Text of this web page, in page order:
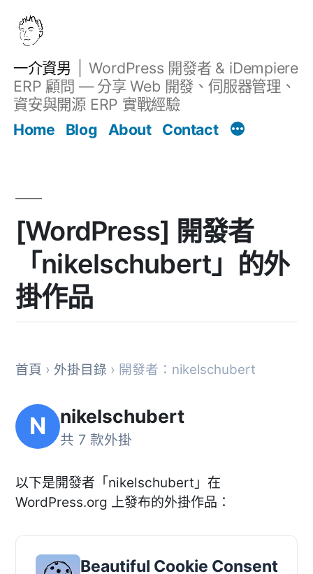
一介資男
WordPress 開發者 & iDempiere
ERP 顧問 — 分享 Web 開發、伺服器管理、
資安與開源 ERP 實戰經驗
Home
Blog About Contact
[WordPress] 開發者
「nikelschubert」的外
掛作品
首頁 › 外掛目錄 › 開發者：nikelschubert
N nikelschubert
共 7 款外掛
以下是開發者「nikelschubert」在
WordPress.org 上發布的外掛作品：
Beautiful Cookie Consent
文章